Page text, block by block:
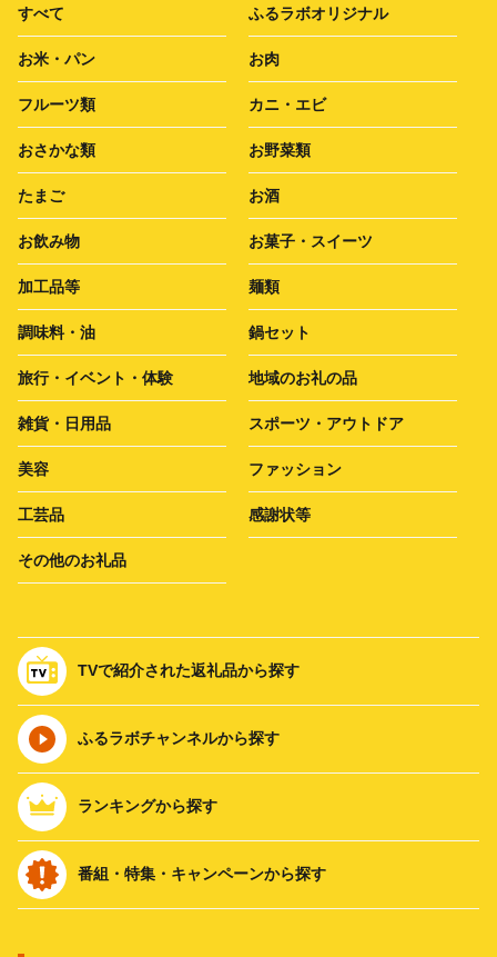
すべて ふるラボオリジナル
お米・パン お肉
フルーツ類 カニ・エビ
おさかな類 お野菜類
たまご お酒
お飲み物 お菓子・スイーツ
加工品等 麺類
調味料・油 鍋セット
旅行・イベント・体験 地域のお礼の品
雑貨・日用品 スポーツ・アウトドア
美容 ファッション
工芸品 感謝状等
その他のお礼品
TVで紹介された返礼品から探す
ふるラボチャンネルから探す
ランキングから探す
番組・特集・キャンペーンから探す